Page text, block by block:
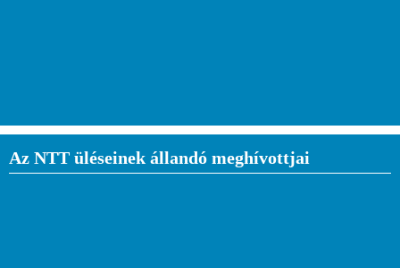
Az NTT üléseinek állandó meghívottjai